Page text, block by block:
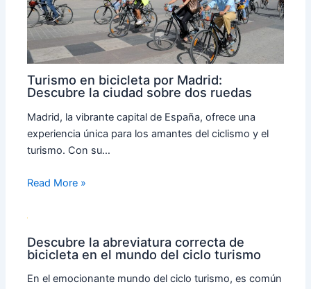
Turismo en bicicleta por Madrid:
Descubre la ciudad sobre dos ruedas
Madrid, la vibrante capital de España, ofrece una
experiencia única para los amantes del ciclismo y el
turismo. Con su…
Read More »
Descubre la abreviatura correcta de
bicicleta en el mundo del ciclo turismo
En el emocionante mundo del ciclo turismo, es común